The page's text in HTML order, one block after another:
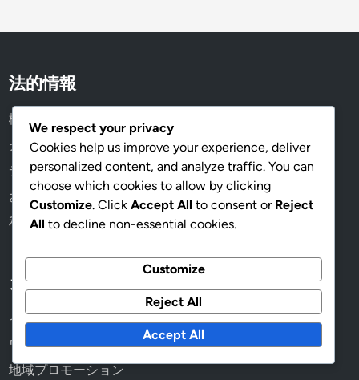
法的情報
概要
クッキーとトラッキング
データ保護方針
お問い合わせ
利用条件
カテゴリ
イベントミッション報酬
ワイルドパスボーナス
地域プロモーション
We respect your privacy
Cookies help us improve your experience, deliver
personalized content, and analyze traffic. You can
choose which cookies to allow by clicking
Customize. Click Accept All to consent or Reject
All to decline non-essential cookies.
Customize
Reject All
Accept All